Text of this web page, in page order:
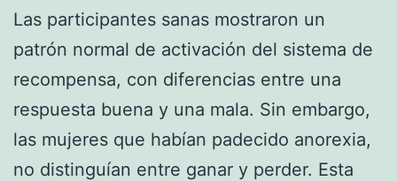
Las participantes sanas mostraron un
patrón normal de activación del sistema de
recompensa, con diferencias entre una
respuesta buena y una mala. Sin embargo,
las mujeres que habían padecido anorexia,
no distinguían entre ganar y perder. Esta